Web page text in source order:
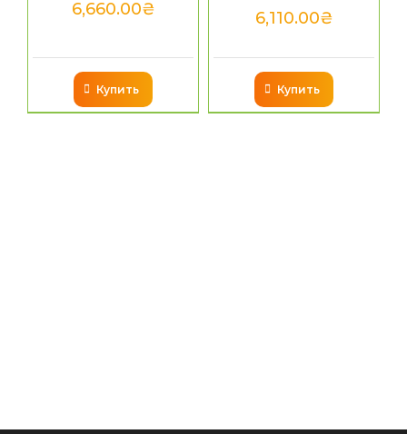
6,660.00₴
Купить
6,110.00₴
Купить